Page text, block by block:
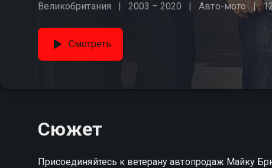
Великобритания
2003 – 2020 Авто-мото
Смотреть
Сюжет
Присоединяйтесь к ветерану автопродаж Майку